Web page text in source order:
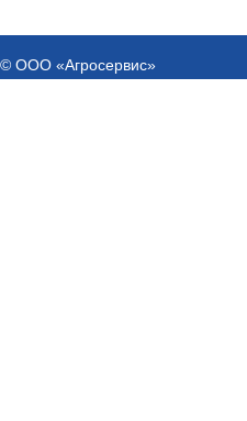
© ООО «Агросервис»